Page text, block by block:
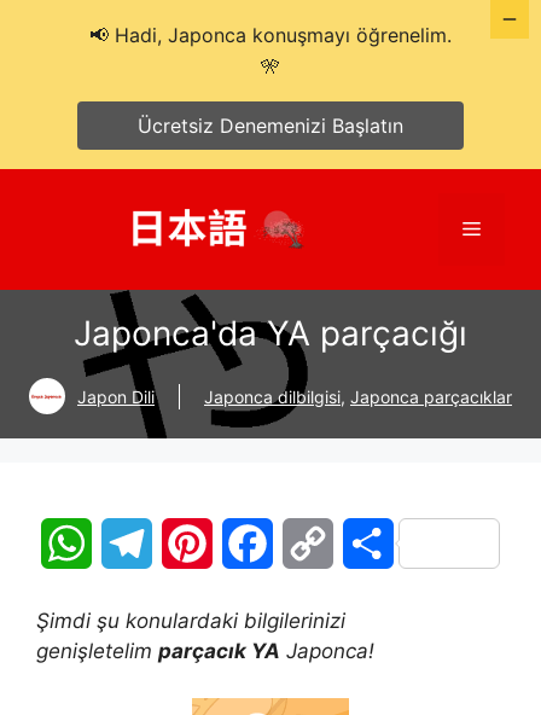
Menü
Japonca'da YA parçacığı
Japon Dili Japonca dilbilgisi, Japonca parçacıklar
W
a n
t
c
e
p
y
S
Şimdi şu konulardaki bilgilerinizi
genişletelim parçacık YA Japonca!
📢 Hadi, Japonca konuşmayı öğrenelim.
🎌
Ücretsiz Denemenizi Başlatın